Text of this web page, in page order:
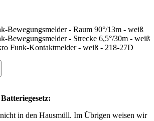
Bewegungsmelder - Raum 90°/13m - weiß
Bewegungsmelder - Strecke 6,5°/30m - weiß
Funk-Kontaktmelder - weiß - 218-27D
in den Hausmüll. Im Übrigen weisen wir